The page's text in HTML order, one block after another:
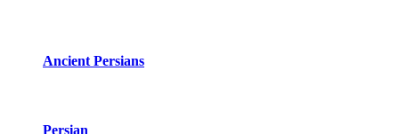
Ancient Persians
Persian